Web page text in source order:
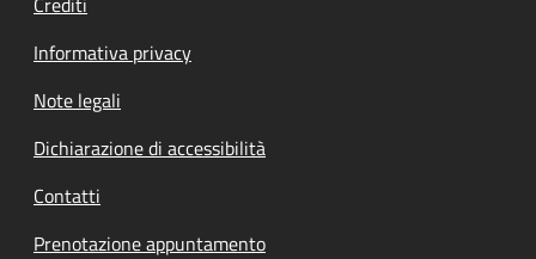
Informativa privacy
Note legali
Dichiarazione di accessibilità
Contatti
Prenotazione appuntamento